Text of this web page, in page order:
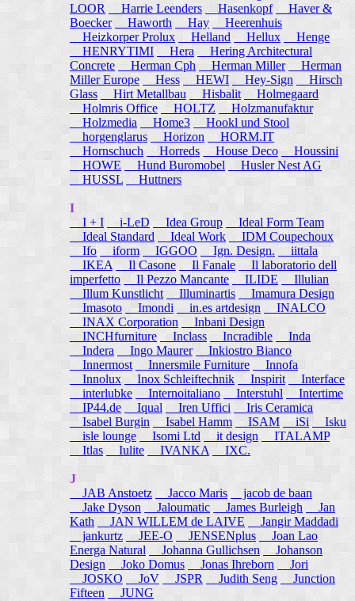
LOOR
Harrie Leenders Hasenkopf
Haver &
Boecker
Haworth Hay
Heerenhuis
Heizkorper Prolux
Helland Hellux
Henge
HENRYTIMI
Hera
Hering Architectural
Concrete
Herman Cph Herman Miller
Herman
Miller Europe
Hess HEWI Hey-Sign
Hirsch
Glass
Hirt Metallbau Hisbalit
Holmegaard
Holmris Office
HOLTZ
Holzmanufaktur
Holzmedia
Home3
Hookl und Stool
horgenglarus
Horizon
HORM.IT
Hornschuch
Horreds House Deco
Houssini
HOWE
Hund Buromobel
Husler Nest AG
HUSSL
Huttners
I
I + I
i-LeD Idea Group
Ideal Form Team
Ideal Standard
Ideal Work
IDM Coupechoux
Ifo
iform IGGOO Ign. Design.
iittala
IKEA
Il Casone Il Fanale
Il laboratorio dell
imperfetto
Il Pezzo Mancante ILIDE
Illulian
Illum Kunstlicht
Illuminartis
Imamura Design
Imasoto
Imondi in.es artdesign
INALCO
INAX Corporation
Inbani Design
INCHfurniture
Inclass Incradible
Inda
Indera
Ingo Maurer
Inkiostro Bianco
Innermost
Innersmile Furniture
Innofa
Innolux
Inox Schleiftechnik Inspirit
Interface
interlubke
Internoitaliano Interstuhl
Intertime
IP44.de
Iqual Iren Uffici
Iris Ceramica
Isabel Burgin
Isabel Hamm ISAM iSi Isku
isle lounge
Isomi Ltd it design
ITALAMP
Itlas
Iulite IVANKA IXC.
J
JAB Anstoetz
Jacco Maris
jacob de baan
Jake Dyson
Jaloumatic James Burleigh
Jan
Kath
JAN WILLEM de LAIVE
Jangir Maddadi
jankurtz JEE-O JENSENplus
Joan Lao
Energa Natural
Johanna Gullichsen
Johanson
Design
Joko Domus Jonas Ihreborn
Jori
JOSKO
JoV JSPR Judith Seng
Junction
Fifteen
JUNG